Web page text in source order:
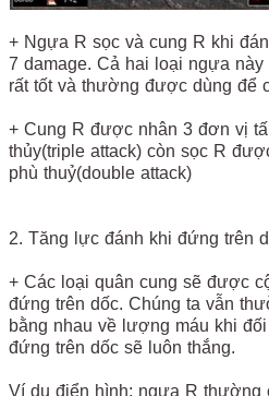
+ Ngựa R sọc và cung R khi
7 damage. Cả hai loại ngựa
rất tốt và thường được dùng để
+ Cung R được nhân 3 đơn vị
thủy(triple attack) còn sọc R
phù thuỷ(double attack)
2. Tăng lực đánh khi đứng trên
+ Các loại quân cung sẽ được
đứng trên dốc. Chúng ta vẫn
bằng nhau về lượng máu khi
đứng trên dốc sẽ luôn thắng.
Ví dụ điển hình: ngựa R thường